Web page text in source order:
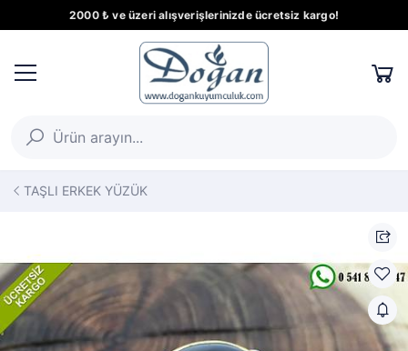
2000 ₺ ve üzeri alışverişlerinizde ücretsiz kargo!
TAŞLI ERKEK YÜZÜK